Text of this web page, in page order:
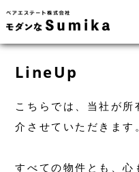
LineUp
こちらでは、当社が所
介させていただきます
すべての物件とも、心